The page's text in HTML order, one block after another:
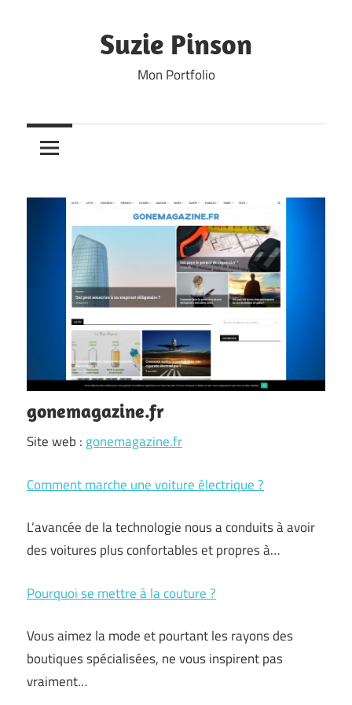
Suzie Pinson
Mon Portfolio
gonemagazine.fr
Site web : gonemagazine.fr
Comment marche une voiture électrique ?
L’avancée de la technologie nous a conduits à avoir
des voitures plus confortables et propres à…
Pourquoi se mettre à la couture ?
Vous aimez la mode et pourtant les rayons des
boutiques spécialisées, ne vous inspirent pas
vraiment…